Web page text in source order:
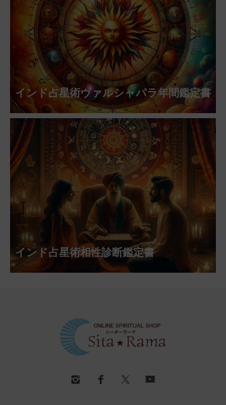
インド占星術ヴァルシャパラ年間鑑定書
インド占星術相性診断鑑定書